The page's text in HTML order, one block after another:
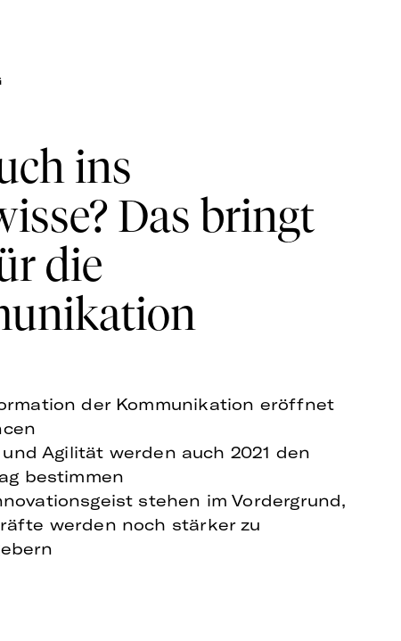
ins
Das bringt
die
der Kommunikation eröffnet
Agilität werden auch 2021 den
bestimmen
stehen im Vordergrund,
werden noch stärker zu